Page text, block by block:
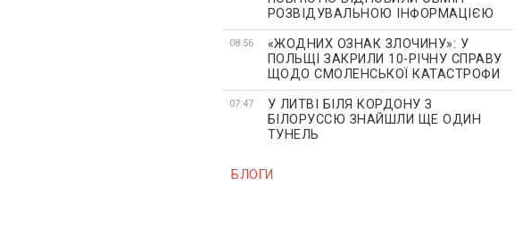
РОЗВІДУВАЛЬНОЮ ІНФОРМАЦІЄЮ
08:56
«ЖОДНИХ ОЗНАК ЗЛОЧИНУ»: У
ПОЛЬЩІ ЗАКРИЛИ 10-РІЧНУ СПРАВУ
ЩОДО СМОЛЕНСЬКОЇ КАТАСТРОФИ
07:47
У ЛИТВІ БІЛЯ КОРДОНУ З
БІЛОРУССЮ ЗНАЙШЛИ ЩЕ ОДИН
ТУНЕЛЬ
БЛОГИ